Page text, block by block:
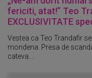
fericiti, atat!” Teo
EXCLUSIVITATE
Vestea ca Teo Trandafir
mondena. Presa de
cateva...